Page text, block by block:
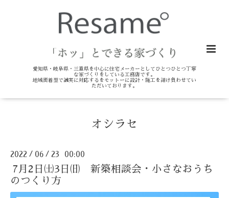
愛知県・岐阜県・三重県を中心に住宅メーカーとしてひとつひとつ丁寧
な家づくりをしている工務店です。
地域密着型で誠実に対応するをモットーに設計・施工を請け負わせてい
ただいております。
オシラセ
2022 / 06 / 23 00:00
7月2日㈯3日㈰ 新築相談会・小さなおうち
のつくり方